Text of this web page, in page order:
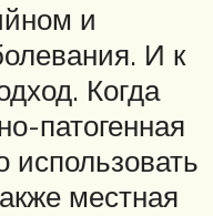
и
И к
Когда
патогенная
использовать
местная